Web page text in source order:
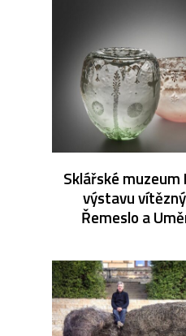
Sklářské
výstavu
Řemeslo a